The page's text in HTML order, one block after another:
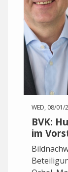
WED, 08/01/
BVK:
im